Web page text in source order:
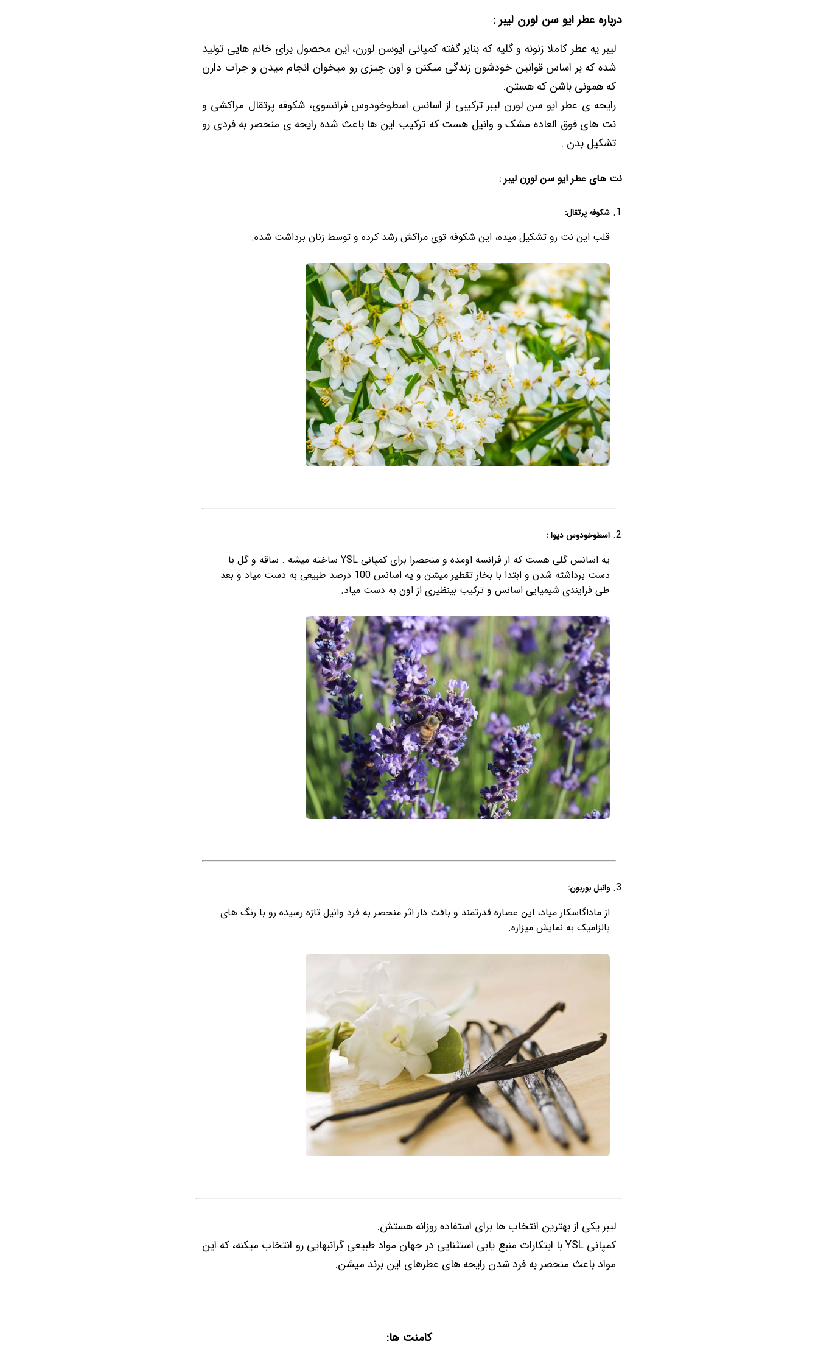
درباره عطر ایو سن لورن لیبر :
لیبر یه عطر کاملا زنونه و گلیه که بنابر گفته کمپانی ایوسن لورن، این محصول برای خانم هایی تولید
شده که بر اساس قوانین خودشون زندگی میکنن و اون چیزی رو میخوان انجام میدن و جرات دارن
که همونی باشن که هستن.
رایحه ی عطر ایو سن لورن لیبر ترکیبی از اسانس اسطوخودوس فرانسوی، شکوفه پرتقال مراکشی و
نت های فوق العاده مشک و وانیل هست که ترکیب این ها باعث شده رایحه ی منحصر به فردی رو
تشکیل بدن .
نت های عطر ایو سن لورن لیبر :
شکوفه پرتقال:
قلب این نت رو تشکیل میده، این شکوفه توی مراکش رشد کرده و توسط زنان برداشت شده.
اسطوخودوس دیوا :
یه اسانس گلی هست که از فرانسه اومده و منحصرا برای کمپانی YSL ساخته میشه . ساقه و گل با
دست برداشته شدن و ابتدا با بخار تقطیر میشن و یه اسانس 100 درصد طبیعی به دست میاد و بعد
طی فرایندی شیمیایی اسانس و ترکیب بینظیری از اون به دست میاد.
وانیل بوربون:
از ماداگاسکار میاد، این عصاره قدرتمند و بافت دار اثر منحصر به فرد وانیل تازه رسیده رو با رنگ های
بالزامیک به نمایش میزاره.
لیبر یکی از بهترین انتخاب ها برای استفاده روزانه هستش.
کمپانی YSL با ابتکارات منبع یابی استثنایی در جهان مواد طبیعی گرانبهایی رو انتخاب میکنه، که این
مواد باعث منحصر به فرد شدن رایحه های عطرهای این برند میشن.
کامنت ها: